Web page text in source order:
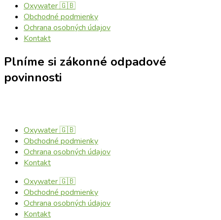
Oxywater 🇬🇧
Obchodné podmienky
Ochrana osobných údajov
Kontakt
Plníme si zákonné odpadové
povinnosti
Oxywater 🇬🇧
Obchodné podmienky
Ochrana osobných údajov
Kontakt
Oxywater 🇬🇧
Obchodné podmienky
Ochrana osobných údajov
Kontakt